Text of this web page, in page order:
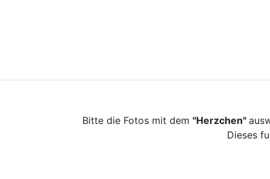
Bitte die Fotos mit dem "Herzchen"
Dieses